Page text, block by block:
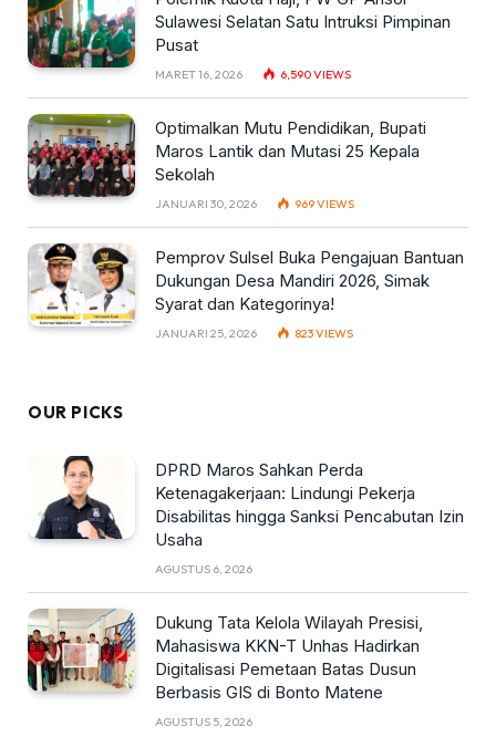
Sulawesi Selatan Satu Intruksi Pimpinan
Pusat
MARET 16, 2026 6,590VIEWS
Optimalkan Mutu Pendidikan, Bupati
Maros Lantik dan Mutasi 25 Kepala
Sekolah
JANUARI 30, 2026 969VIEWS
Pemprov Sulsel Buka Pengajuan Bantuan
Dukungan Desa Mandiri 2026, Simak
Syarat dan Kategorinya!
JANUARI 25, 2026 823VIEWS
OUR PICKS
DPRD Maros Sahkan Perda
Ketenagakerjaan: Lindungi Pekerja
Disabilitas hingga Sanksi Pencabutan Izin
Usaha
AGUSTUS 6, 2026
Dukung Tata Kelola Wilayah Presisi,
Mahasiswa KKN-T Unhas Hadirkan
Digitalisasi Pemetaan Batas Dusun
Berbasis GIS di Bonto Matene
AGUSTUS 5, 2026